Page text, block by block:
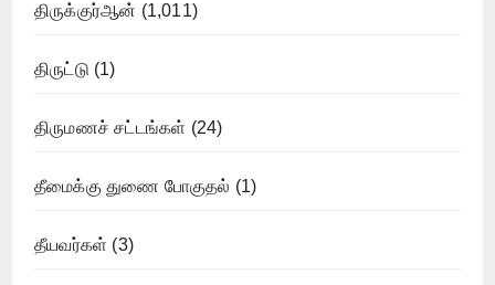
திருக்குர்ஆன் (1,011)
திருட்டு (1)
திருமணச் சட்டங்கள் (24)
தீமைக்கு துணை போகுதல் (1)
தீயவர்கள் (3)